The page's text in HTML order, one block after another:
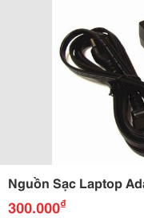
Nguồn Sạc Laptop
300.000₫